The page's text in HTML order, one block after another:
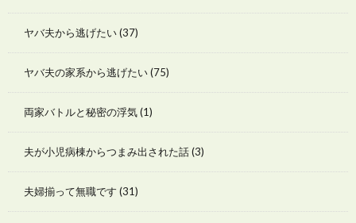
ヤバ夫から逃げたい(37)
ヤバ夫の家系から逃げたい(75)
両家バトルと秘密の浮気(1)
夫が小児病棟からつまみ出された話(3)
夫婦揃って無職です (31)